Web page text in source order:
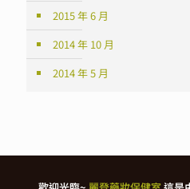
2015 年 6 月
2014 年 10 月
2014 年 5 月